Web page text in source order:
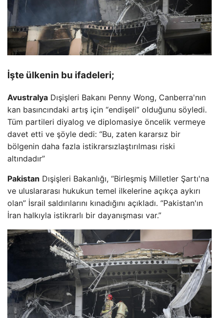
İşte ülkenin bu ifadeleri;
Avustralya Dışişleri Bakanı Penny Wong, Canberra'nın
kan basıncındaki artış için “endişeli” olduğunu söyledi.
Tüm partileri diyalog ve diplomasiye öncelik vermeye
davet etti ve şöyle dedi: “Bu, zaten kararsız bir
bölgenin daha fazla istikrarsızlaştırılması riski
altındadır”
Pakistan Dışişleri Bakanlığı, “Birleşmiş Milletler Şartı'na
ve uluslararası hukukun temel ilkelerine açıkça aykırı
olan” İsrail saldırılarını kınadığını açıkladı. “Pakistan'ın
İran halkıyla istikrarlı bir dayanışması var.”